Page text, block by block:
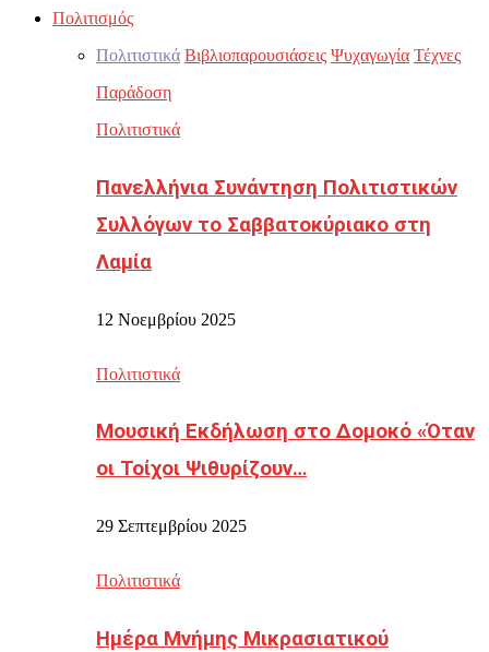
Πολιτισμός
Πολιτιστικά Βιβλιοπαρουσιάσεις Ψυχαγωγία Τέχνες
Παράδοση
Πολιτιστικά
Πανελλήνια Συνάντηση Πολιτιστικών
Συλλόγων το Σαββατοκύριακο στη
Λαμία
12 Νοεμβρίου 2025
Πολιτιστικά
Μουσική Εκδήλωση στο Δομοκό «Όταν
οι Τοίχοι Ψιθυρίζουν…
29 Σεπτεμβρίου 2025
Πολιτιστικά
Ημέρα Μνήμης Μικρασιατικού